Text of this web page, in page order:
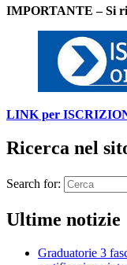
IMPORTANTE – Si
LINK per ISCR
Ricerca nel
Search for:
Ultime notizie
Graduatorie 3